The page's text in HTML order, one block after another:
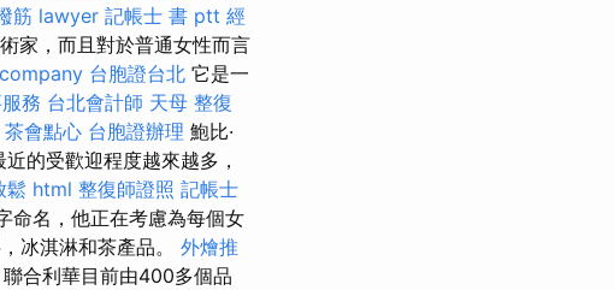
筋 lawyer 記帳士 書 ptt 經
家，而且對於普通女性而言
台胞證台北 它是一
務 台北會計師 天母 整復
茶會點心 台胞證辦理 鮑比·
的受歡迎程度越來越多，
鬆 html 整復師證照 記帳士
命名，他正在考慮為每個女
冰淇淋和茶產品。 外燴推
聯合利華目前由400多個品